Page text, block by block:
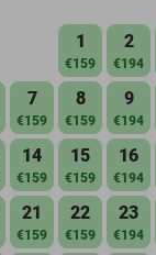
1
€159
2
€194
7
€159
8
€159
9
€194
14
€159
15
€159
16
€194
21
€159
22
€159
23
€194